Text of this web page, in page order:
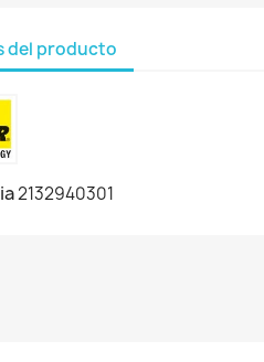
del producto
2132940301